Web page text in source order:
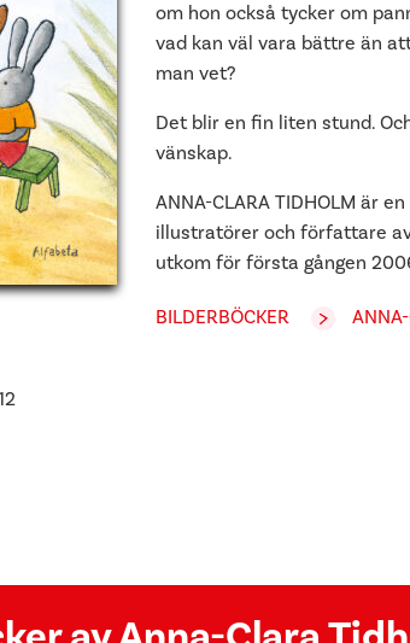
om hon också tycker om
vad kan väl vara bättre än
man vet?
Det blir en fin liten stund.
vänskap.
ANNA-CLARA TIDHOLM är
illustratörer och författare
utkom för första gången
BILDERBÖCKER